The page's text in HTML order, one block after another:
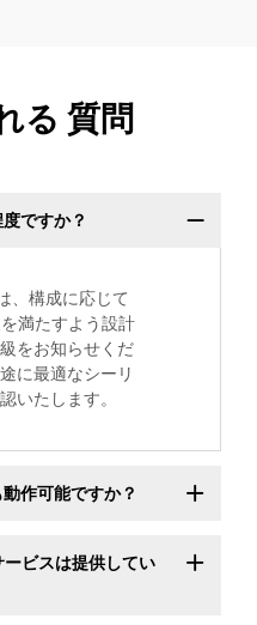
る 質問
ですか？
、構成に応じて
満たすよう設計
をお知らせくだ
に最適なシーリ
いたします。
作可能ですか？
ビスは提供してい